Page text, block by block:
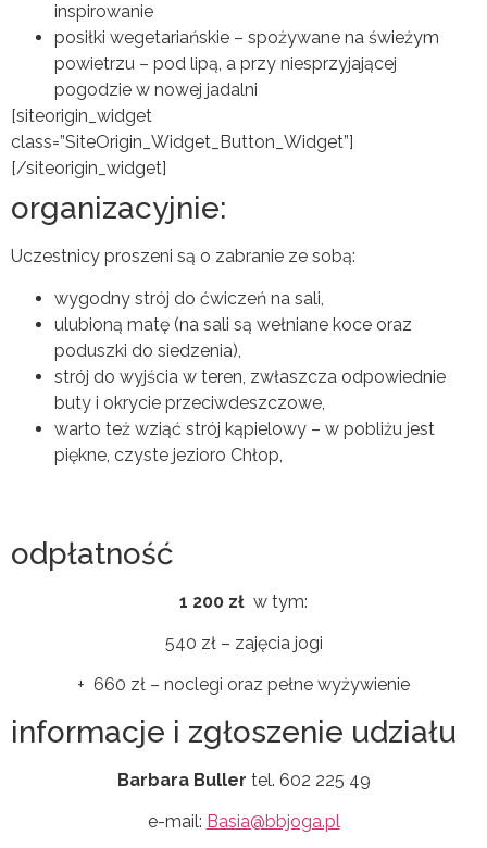
inspirowanie
posiłki wegetariańskie – spożywane na świeżym
powietrzu – pod lipą, a przy niesprzyjającej
pogodzie w nowej jadalni
[siteorigin_widget
class=”SiteOrigin_Widget_Button_Widget”]
[/siteorigin_widget]
organizacyjnie:
Uczestnicy proszeni są o zabranie ze sobą:
wygodny strój do ćwiczeń na sali,
ulubioną matę (na sali są wełniane koce oraz
poduszki do siedzenia),
strój do wyjścia w teren, zwłaszcza odpowiednie
buty i okrycie przeciwdeszczowe,
warto też wziąć strój kąpielowy – w pobliżu jest
piękne, czyste jezioro Chłop,
odpłatność
1 200 zł w tym:
540 zł – zajęcia jogi
+ 660 zł – noclegi oraz pełne wyżywienie
informacje i zgłoszenie udziału
Barbara Buller tel. 602 225 49
e-mail: Basia@bbjoga.pl